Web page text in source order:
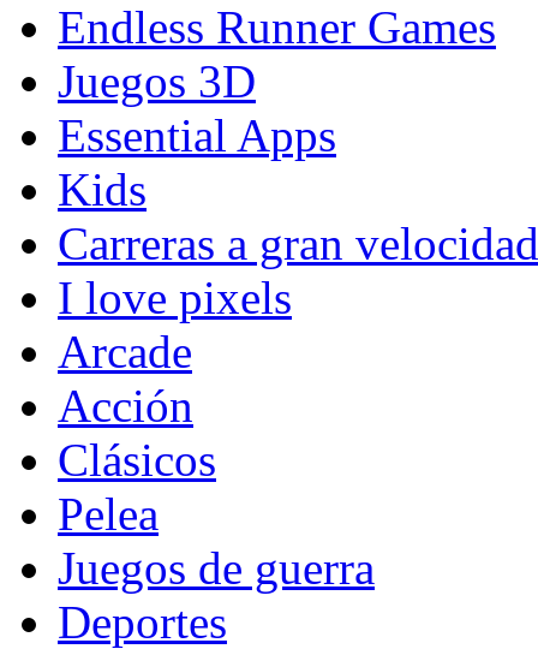
Endless Runner Games
Juegos 3D
Essential Apps
Kids
Carreras a gran velocidad
I love pixels
Arcade
Acción
Clásicos
Pelea
Juegos de guerra
Deportes